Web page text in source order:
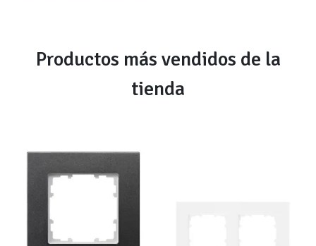
Productos más vendidos de la
tienda